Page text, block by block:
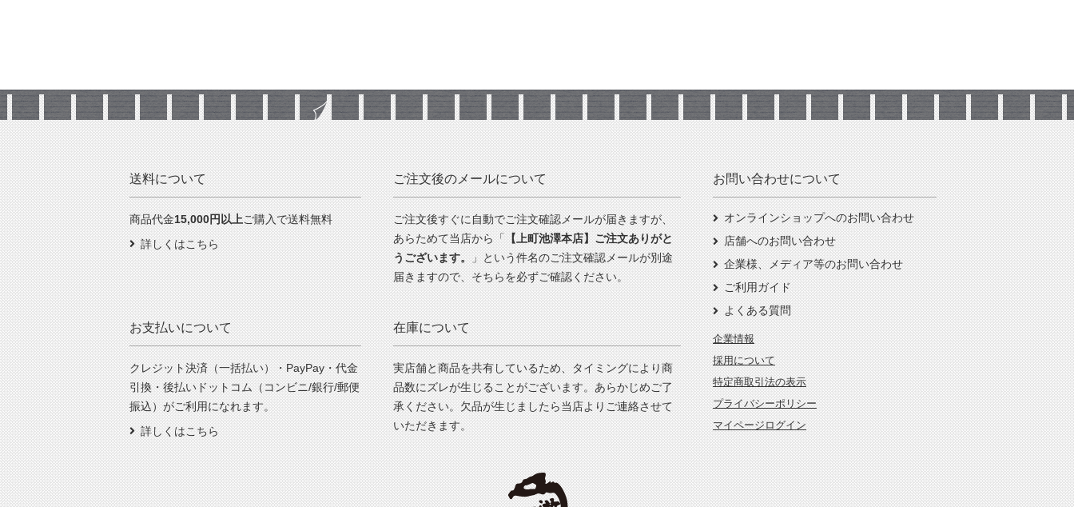
送料について
商品代金15,000円以上ご購入で送料無料
詳しくはこちら
お支払いについて
クレジット決済（一括払い）・PayPay・代金
引換・後払いドットコム（コンビニ/銀行/郵便
振込）がご利用になれます。
詳しくはこちら
ご注文後のメールについて
ご注文後すぐに自動でご注文確認メールが届きますが、
あらためて当店から「【上町池澤本店】ご注文ありがと
うございます。」という件名のご注文確認メールが別途
届きますので、そちらを必ずご確認ください。
在庫について
実店舗と商品を共有しているため、タイミングにより商
品数にズレが生じることがございます。あらかじめご了
承ください。欠品が生じましたら当店よりご連絡させて
いただきます。
お問い合わせについて
オンラインショップへのお問い合わせ
店舗へのお問い合わせ
企業様、メディア等のお問い合わせ
ご利用ガイド
よくある質問
企業情報
採用について
特定商取引法の表示
プライバシーポリシー
マイページログイン